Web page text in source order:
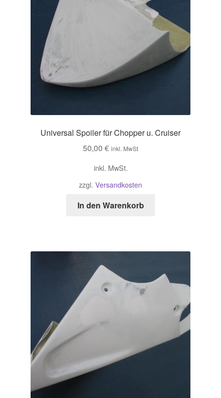
Universal Spoiler für Chopper u. Cruiser
50,00 € inkl. MwSt
inkl. MwSt.
zzgl. Versandkosten
In den Warenkorb